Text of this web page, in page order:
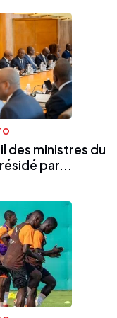
des ministres du
par...